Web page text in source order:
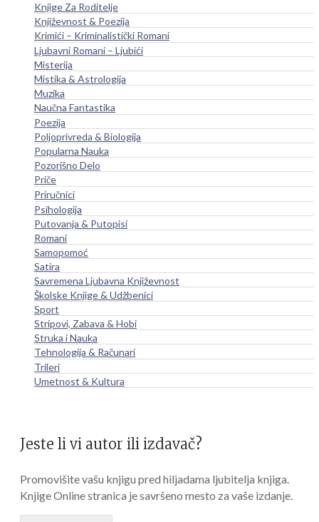
Knjige Za Roditelje
Književnost & Poezija
Krimići – Kriminalistički Romani
Ljubavni Romani – Ljubići
Misterija
Mistika & Astrologija
Muzika
Naučna Fantastika
Poezija
Poljoprivreda & Biologija
Popularna Nauka
Pozorišno Delo
Priče
Priručnici
Psihologija
Putovanja & Putopisi
Romani
Samopomoć
Satira
Savremena Ljubavna Književnost
Školske Knjige & Udžbenici
Sport
Stripovi, Zabava & Hobi
Struka i Nauka
Tehnologija & Računari
Trileri
Umetnost & Kultura
Jeste li vi autor ili izdavač?
Promovišite vašu knjigu pred hiljadama ljubitelja knjiga.
Knjige Online stranica je savršeno mesto za vaše izdanje.